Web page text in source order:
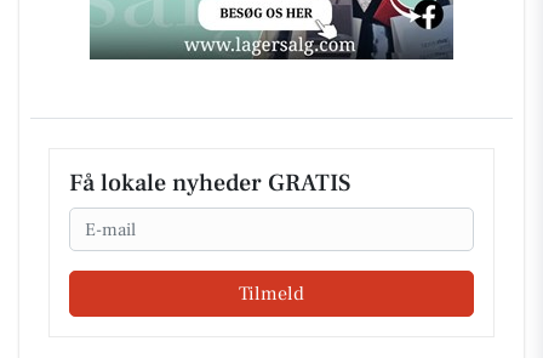
Få lokale nyheder GRATIS
Email
Tilmeld